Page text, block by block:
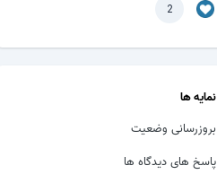
2
نمایه ها
بروزرسانی وضعیت
پاسخ های دیدگاه ها